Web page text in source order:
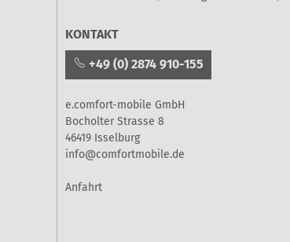
KONTAKT
+49 (0) 2874 910-155
e.comfort-mobile GmbH
Bocholter Strasse 8
46419 Isselburg
info@comfortmobile.de
Anfahrt